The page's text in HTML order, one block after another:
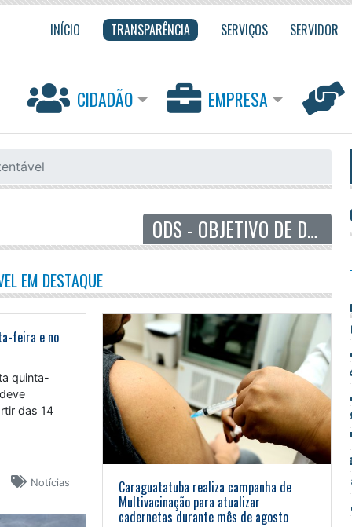
INÍCIO TRANSPARÊNCIA SERVIÇOS SERVIDOR
CIDADÃO EMPRESA
ODS - OBJETIVO DE DESENVOLVIMENTO SUSTENTÁVEL
EM DESTAQUE
feira e no
quinta-
das 14
Notícias Caraguatatuba realiza campanha de
Multivacinação para atualizar
cadernetas durante mês de agosto